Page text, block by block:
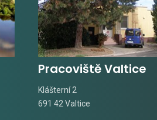
Pracoviště Valtice
Klášterní 2
691 42 Valtice